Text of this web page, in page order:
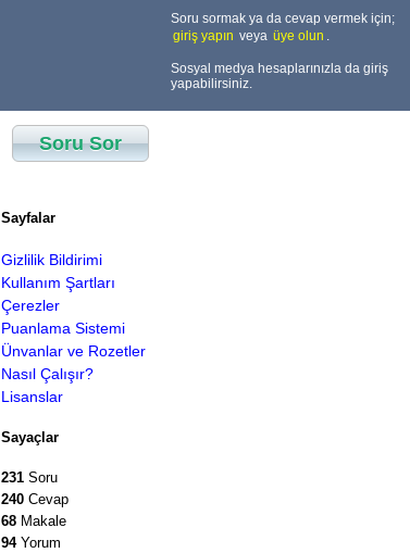
Soru sormak ya da cevap vermek için;
giriş yapın veya üye olun .
Sosyal medya hesaplarınızla da giriş
yapabilirsiniz.
Soru Sor
Sayfalar
Gizlilik Bildirimi
Kullanım Şartları
Çerezler
Puanlama Sistemi
Ünvanlar ve Rozetler
Nasıl Çalışır?
Lisanslar
Sayaçlar
231 Soru
240 Cevap
68 Makale
94Yorum